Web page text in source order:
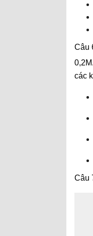
Câu
các
Câu